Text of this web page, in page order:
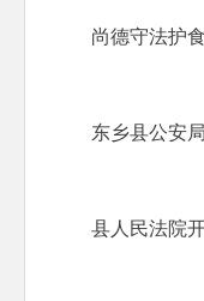
尚德守法护